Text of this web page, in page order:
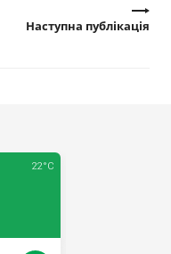
Наступна публікація